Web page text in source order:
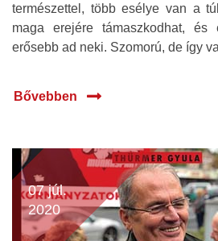
természettel, több esélye van a
maga erejére támaszkodhat,
erősebb ad neki. Szomorú, de így
Bővebben
07 júl.
2020